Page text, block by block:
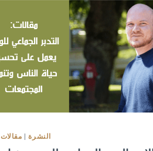
النشرة| مقالات